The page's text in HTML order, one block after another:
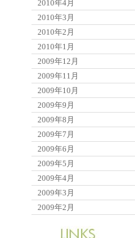
2010年4月
2010年3月
2010年2月
2010年1月
2009年12月
2009年11月
2009年10月
2009年9月
2009年8月
2009年7月
2009年6月
2009年5月
2009年4月
2009年3月
2009年2月